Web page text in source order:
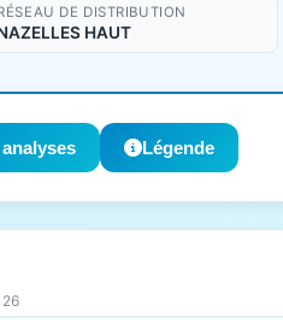
DE DISTRIBUTION
HAUT
Légende